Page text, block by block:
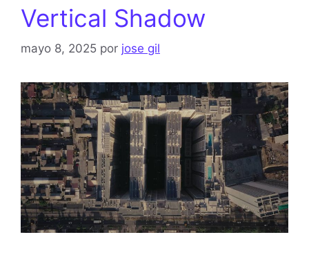
Vertical Shadow
mayo 8, 2025 por jose gil